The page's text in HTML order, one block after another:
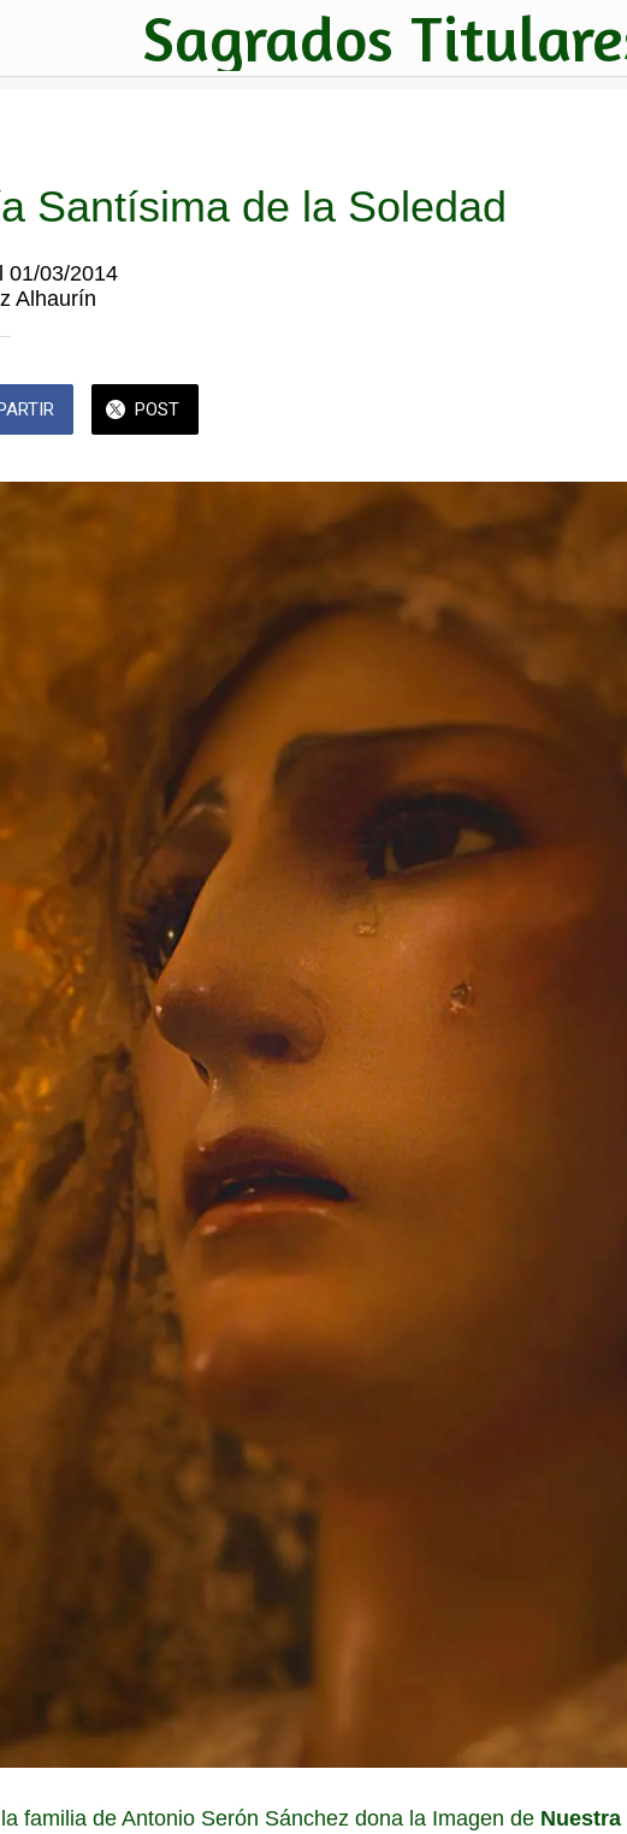
Sagrados
Santísima de la Soledad
01/03/2014
Alhaurín
POST
familia de Antonio Serón Sánchez dona la Imagen de Nuestra